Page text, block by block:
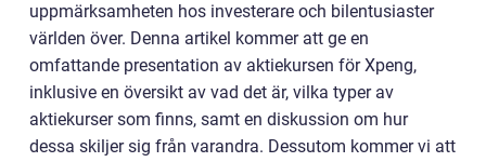
uppmärksamheten hos investerare och bilentusiaster
världen över. Denna artikel kommer att ge en
omfattande presentation av aktiekursen för Xpeng,
inklusive en översikt av vad det är, vilka typer av
aktiekurser som finns, samt en diskussion om hur
dessa skiljer sig från varandra. Dessutom kommer vi att